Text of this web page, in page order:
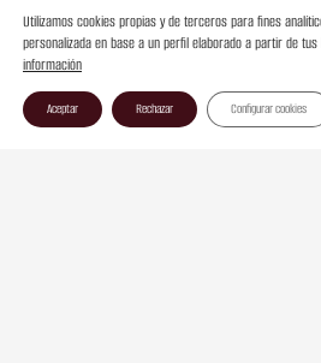
Utilizamos cookies propias y de terceros para fines
personalizada en base a un perfil elaborado a partir de
información
Aceptar Rechazar Configurar cookies